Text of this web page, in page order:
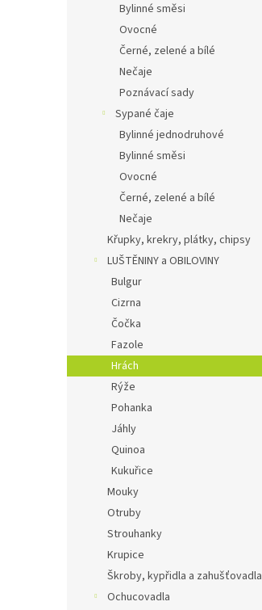
Bylinné směsi
Ovocné
Černé, zelené a bílé
Nečaje
Poznávací sady
Sypané čaje
Bylinné jednodruhové
Bylinné směsi
Ovocné
Černé, zelené a bílé
Nečaje
Křupky, krekry, plátky, chipsy
LUŠTĚNINY a OBILOVINY
Bulgur
Cizrna
Čočka
Fazole
Hrách
Rýže
Pohanka
Jáhly
Quinoa
Kukuřice
Mouky
Otruby
Strouhanky
Krupice
Škroby, kypřidla a zahušťovadla
Ochucovadla